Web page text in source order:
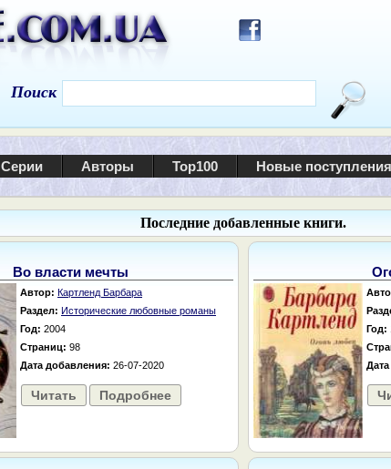
Поиск
Серии Авторы Top100 Новые поступления
Последние добавленные книги.
Во власти мечты
Автор: Картленд Барбара
Раздел: Исторические любовные романы
Год: 2004
Страниц: 98
Дата добавления: 26-07-2020
Читать Подробнее
Год: